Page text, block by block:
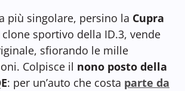
più singolare, persino la Cupra
sportivo della ID.3, vende
sfiorando le mille
Colpisce il nono posto della
: per un’auto che costa parte da